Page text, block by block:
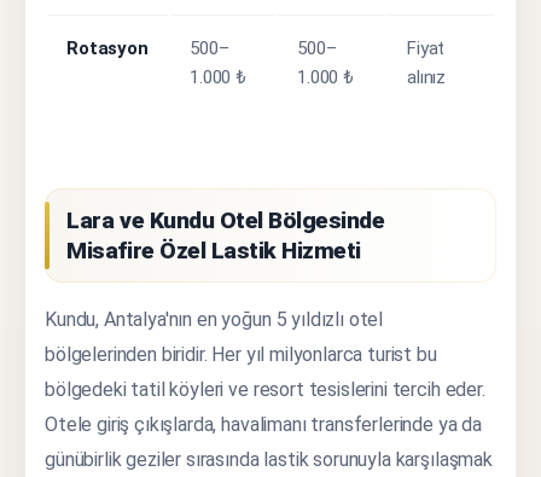
Rotasyon
500–
1.000 ₺
500–
1.000 ₺
Fiyat
alınız
Lara ve Kundu Otel Bölgesinde
Misafire Özel Lastik Hizmeti
Kundu, Antalya'nın en yoğun 5 yıldızlı otel
bölgelerinden biridir. Her yıl milyonlarca turist bu
bölgedeki tatil köyleri ve resort tesislerini tercih eder.
Otele giriş çıkışlarda, havalimanı transferlerinde ya da
günübirlik geziler sırasında lastik sorunuyla karşılaşmak